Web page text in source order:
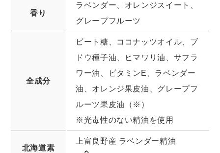
香り
ラベンダー、オレンジスイート、
グレープフルーツ
全成分
ビート糖、ココナッツオイル、ブ
ドウ種子油、ヒマワリ油、サフラ
ワー油、ビタミンE、ラベンダー
油、オレンジ果皮油、グレープフ
ルーツ果皮油（※）
※光毒性のない精油を使用
北海道素
上富良野産 ラベンダー精油